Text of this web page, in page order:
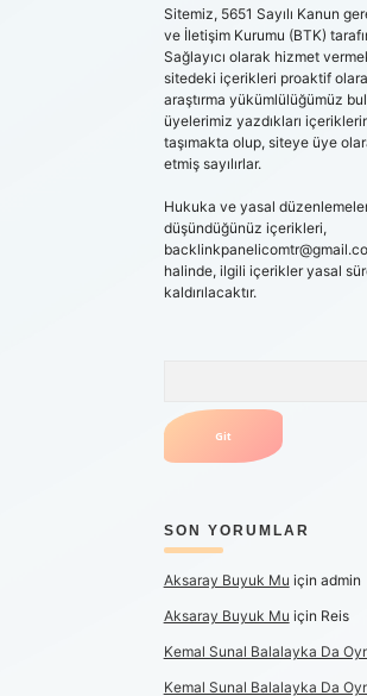
Sitemiz, 5651 Sayılı Kanun
ve İletişim Kurumu (BTK)
Sağlayıcı olarak hizmet
sitedeki içerikleri proaktif
araştırma yükümlülüğümüz
üyelerimiz yazdıkları
taşımakta olup, siteye üye
etmiş sayılırlar.
Hukuka ve yasal
düşündüğünüz içerikleri,
halinde, ilgili içerikler yasal
kaldırılacaktır.
SON YORUMLAR
Aksaray Buyuk Mu için admin
Aksaray Buyuk Mu için Reis
Kemal Sunal Balalayka Da
Kemal Sunal Balalayka Da